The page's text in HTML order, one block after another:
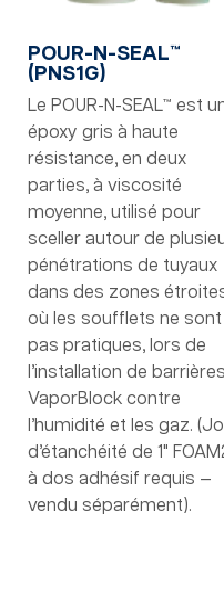
POUR-N-SEAL™
(PNS1G)
Le POUR-N-SEAL™ est
époxy gris à haute
résistance, en deux
parties, à viscosité
moyenne, utilisé pour
sceller autour de
pénétrations de tuyaux
dans des zones
où les soufflets ne sont
pas pratiques, lors de
l’installation de barrières
VaporBlock contre
l’humidité et les gaz.
d’étanchéité de 1"
à dos adhésif requis —
vendu séparément).